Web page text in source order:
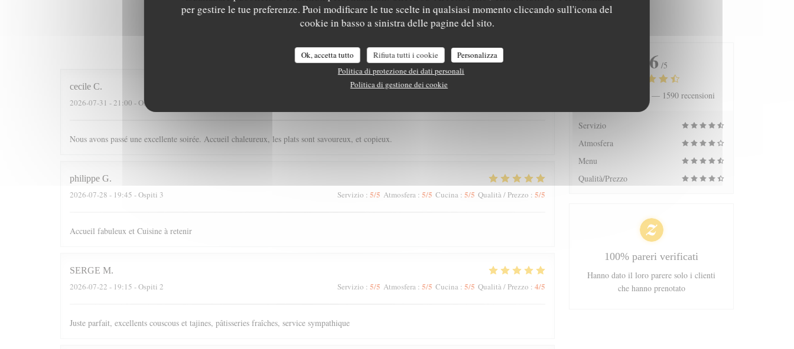
per gestire le tue preferenze. Puoi modificare le tue scelte in qualsiasi momento cliccando sull'icona del
cookie in basso a sinistra delle pagine del sito.
Ok, accetta tutto Rifiuta tutti i cookie
Personalizza
Politica di protezione dei dati personali
Politica di gestione dei cookie
cecile C
2026-07-31 - 21:00 - Ospiti 4
Nous avons passé une excellente soirée. Accueil chaleureux, les plats sont savoureux, et copieux.
philippe G
2026-07-28 - 19:45 - Ospiti 3 Servizio : 5/5 Atmosfera : 5/5 Cucina : 5/5 Qualità / Prezzo : 5/5
Accueil fabuleux et Cuisine à retenir
SERGE M
2026-07-22 - 19:15 - Ospiti 2 Servizio : 5/5 Atmosfera : 5/5 Cucina : 5/5 Qualità / Prezzo : 4/5
Juste parfait, excellents couscous et tajines, pâtisseries fraîches, service sympathique
4.6 /5
Valutazione media — 1590 recensioni
Servizio
Atmosfera
Menu
Qualità/Prezzo
100% pareri verificati
Hanno dato il loro parere solo i clienti
che hanno prenotato